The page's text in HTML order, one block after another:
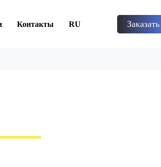
Контакты RU Заказать